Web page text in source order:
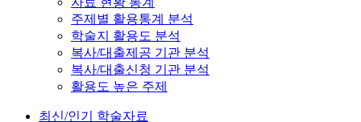
주제별 활용통계 분석
학술지 활용도 분석
복사/대출제공 기관 분석
복사/대출신청 기관 분석
활용도 높은 주제
최신/인기 학술자료